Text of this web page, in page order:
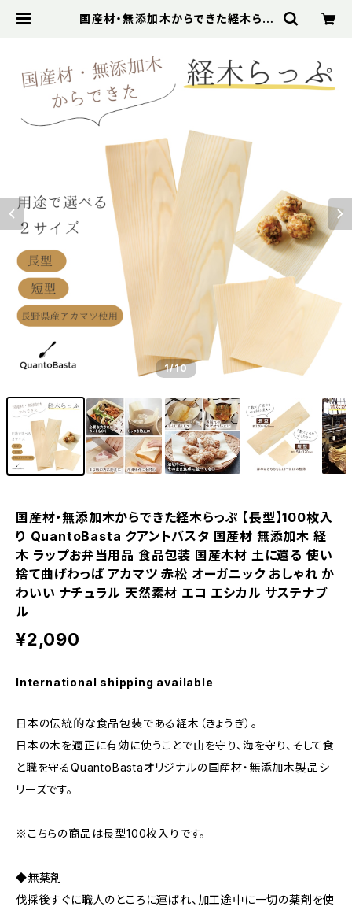
国産材・無添加木からできた経木らっ
木 ラップお弁当用品 食品包装 国産
木材 土に還る 使い捨て曲げわっぱ ア
カマツ 赤松 オーガニック おしゃれ か
わいい ナチュラル 天然素材 エコ エ
シカル サステナブル | Bibelot
1/10
国産材・無添加木からできた経木らっぷ 【長型】100枚入
り QuantoBasta クアントバスタ 国産材 無添加木 経
木 ラップお弁当用品 食品包装 国産木材 土に還る 使い
捨て曲げわっぱ アカマツ 赤松 オーガニック おしゃれ か
わいい ナチュラル 天然素材 エコ エシカル サステナブ
ル
¥2,090
International shipping available
日本の伝統的な食品包装である経木（きょうぎ）。
日本の木を適正に有効に使うことで山を守り、海を守り、そして食
と職を守るQuantoBastaオリジナルの国産材・無添加木製品シ
リーズです。
※こちらの商品は長型100枚入りです。
◆無薬剤
伐採後すぐに職人のところに運ばれ、加工途中に一切の薬剤を使